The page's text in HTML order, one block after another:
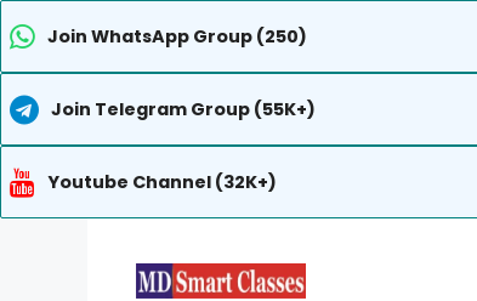
Join WhatsApp Group (250)
Join Telegram Group (55K+)
Youtube Channel (32K+)